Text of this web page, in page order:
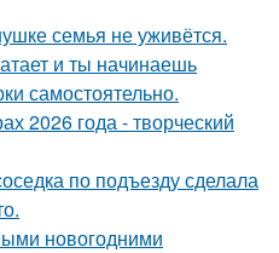
семья не уживётся.
и ты начинаешь
самостоятельно.
2026 года - творческий
по подъезду сделала
новогодними